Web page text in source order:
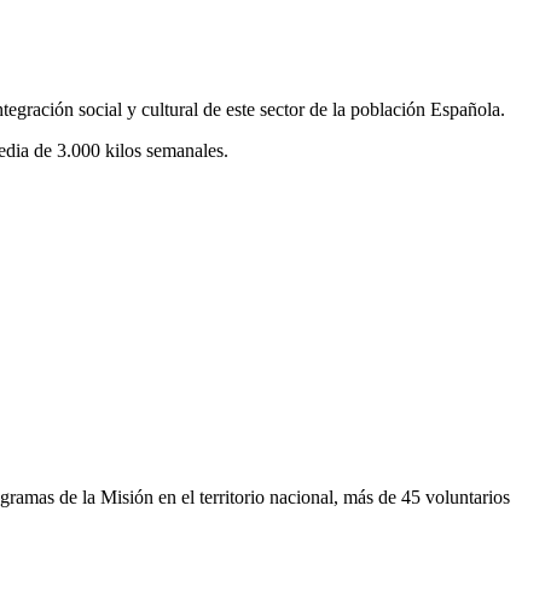
social y cultural de este sector de la población Española.
de 3.000 kilos semanales.
de la Misión en el territorio nacional, más de 45 voluntarios